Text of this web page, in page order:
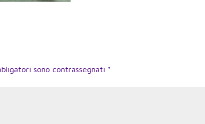
sono contrassegnati *